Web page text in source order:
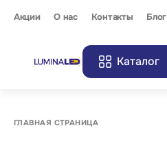
Акции О нас Контакты Блог
Каталог
ГЛАВНАЯ СТРАНИЦА